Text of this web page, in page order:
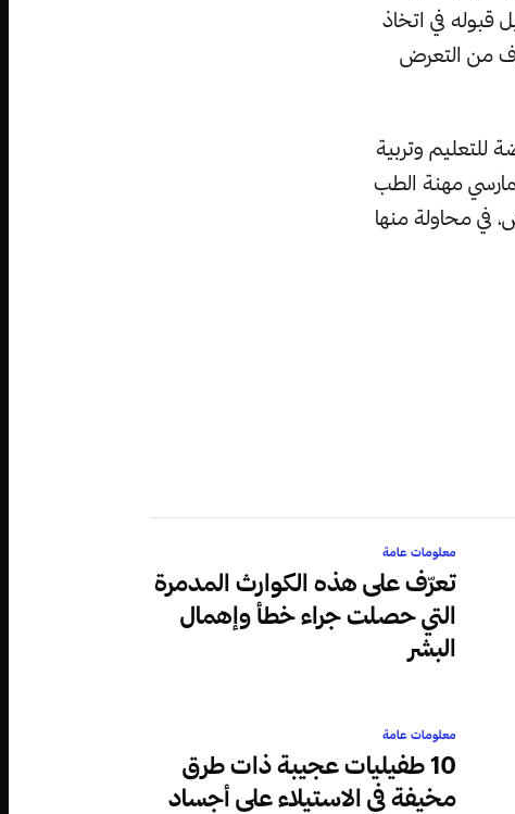
قبوله في اتخاذ
من التعرض
للتعليم وتربية
مهنة الطب
في محاولة منها
معلومات عامة
تعرّف على هذه الكوارث المدمرة
التي حصلت جراء خطأ وإهمال
البشر
معلومات عامة
10 طفيليات عجيبة ذات طرق
مخيفة في الاستيلاء على أجساد